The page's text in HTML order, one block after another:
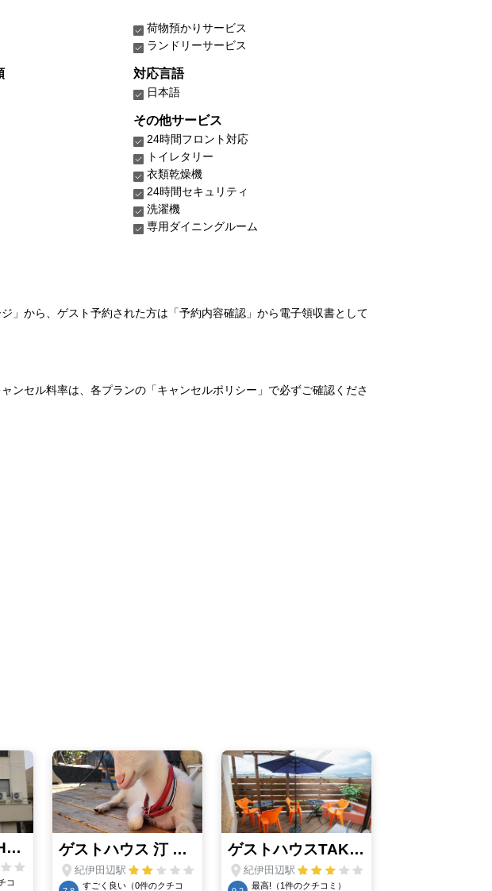
荷物預かりサービス
ランドリーサービス
対応言語
日本語
その他サービス
24時間フロント対応
トイレタリー
衣類乾燥機
24時間セキュリティ
洗濯機
専用ダイニングルーム
」から、ゲスト予約された方は「予約内容確認」から電子領収書として
ンセル料率は、各プランの「キャンセルポリシー」で必ずご確認くださ